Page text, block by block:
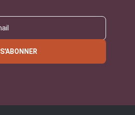
S'ABONNER